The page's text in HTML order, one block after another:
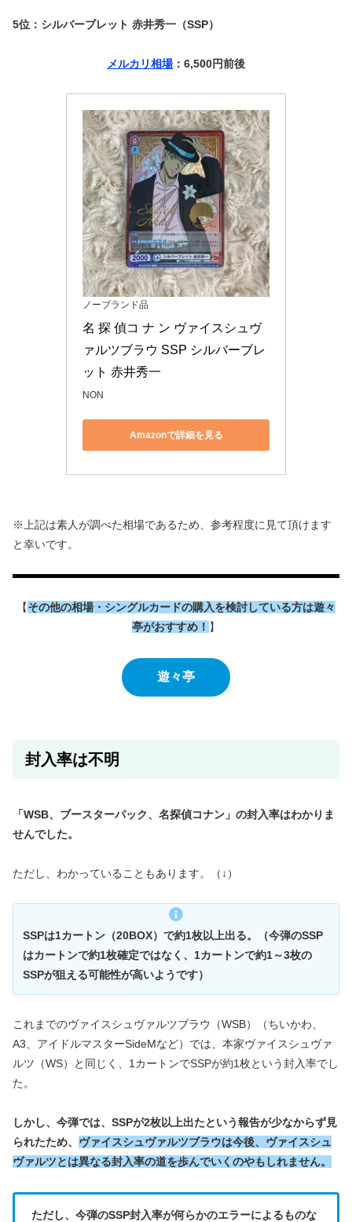
5位：シルバーブレット 赤井秀一（SSP）
メルカリ相場：6,500円前後
ノーブランド品
名 探 偵コ ナ ン ヴァイスシュヴ
ァルツブラウ SSP シルバーブレ
ット 赤井秀一
NON
Amazonで詳細を見る
※上記は素人が調べた相場であるため、参考程度に見て頂けます
と幸いです。
【その他の相場・シングルカードの購入を検討している方は遊々
亭がおすすめ！ 】
遊々亭
封入率は不明
「WSB、ブースターパック、名探偵コナン」の封入率はわかりま
せんでした。
ただし、わかっていることもあります。（↓）
SSPは1カートン（20BOX）で約1枚以上出る。（今弾のSSP
はカートンで約1枚確定ではなく、1カートンで約1～3枚の
SSPが狙える可能性が高いようです）
これまでのヴァイスシュヴァルツブラウ（WSB）（ちいかわ、
A3、アイドルマスターSideMなど）では、本家ヴァイスシュヴァ
ルツ（WS）と同じく、1カートンでSSPが約1枚という封入率でし
た。
しかし、今弾では、SSPが2枚以上出たという報告が少なからず見
られたため、 ヴァイスシュヴァルツブラウは今後、ヴァイスシュ
ヴァルツとは異なる封入率の道を歩んでいくのやもしれません。
ただし、今弾のSSP封入率が何らかのエラーによるものな